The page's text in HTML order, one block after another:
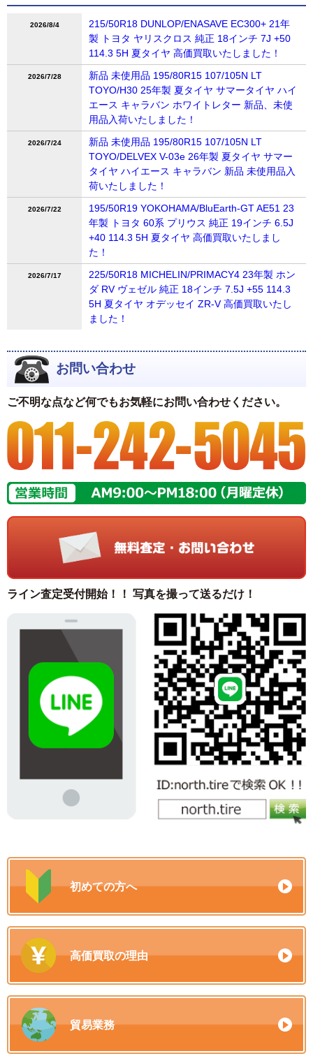
2026/8/4
215/50R18 DUNLOP/ENASAVE EC300+ 21年
製 トヨタ ヤリスクロス 純正 18インチ 7J +50
114.3 5H 夏タイヤ 高価買取いたしました！
2026/7/28
新品 未使用品 195/80R15 107/105N LT
TOYO/H30 25年製 夏タイヤ サマータイヤ ハイ
エース キャラバン ホワイトレター 新品、未使
用品入荷いたしました！
2026/7/24
新品 未使用品 195/80R15 107/105N LT
TOYO/DELVEX V-03e 26年製 夏タイヤ サマー
タイヤ ハイエース キャラバン 新品 未使用品入
荷いたしました！
2026/7/22
195/50R19 YOKOHAMA/BluEarth-GT AE51 23
年製 トヨタ 60系 プリウス 純正 19インチ 6.5J
+40 114.3 5H 夏タイヤ 高価買取いたしまし
た！
2026/7/17
225/50R18 MICHELIN/PRIMACY4 23年製 ホン
ダ RV ヴェゼル 純正 18インチ 7.5J +55 114.3
5H 夏タイヤ オデッセイ ZR-V 高価買取いたし
ました！
お問い合わせ
ご不明な点など何でもお気軽にお問い合わせください。
ライン査定受付開始！！ 写真を撮って送るだけ！
初めての方へ
高価買取の理由
貿易業務